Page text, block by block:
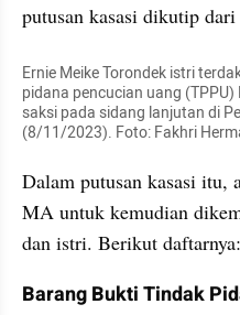
putusan kasasi dikutip
Ernie Meike Torondek istri
pidana pencucian uang
saksi pada sidang lanjutan di
(8/11/2023). Foto: Fakhri
Dalam putusan kasasi itu,
MA untuk kemudian
dan istri. Berikut daftarnya:
Barang Bukti Tindak